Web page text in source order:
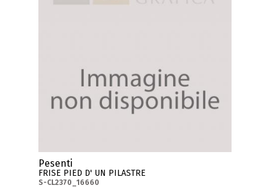
Pesenti
FRISE PIED D' UN PILASTRE
S-CL2370_16660